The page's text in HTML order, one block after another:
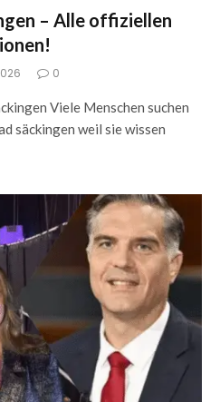
– Alle offiziellen
0
Viele Menschen suchen
säckingen weil sie wissen